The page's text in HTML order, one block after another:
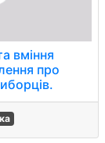
вміння
про